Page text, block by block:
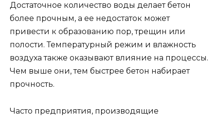
Достаточное количество воды делает бетон
более прочным, а ее недостаток может
привести к образованию пор, трещин или
полости. Температурный режим и влажность
воздуха также оказывают влияние на процессы.
Чем выше они, тем быстрее бетон набирает
прочность.
Часто предприятия, производящие